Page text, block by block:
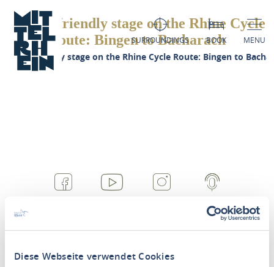
Diese Webseite verwendet Cookies
SURROUNDINGS BOOK MENU
Family-friendly stage on the Rhine Cycle
Route: Bingen to Bacharach
Family-friendly stage on the Rhine Cycle Route: Bingen to